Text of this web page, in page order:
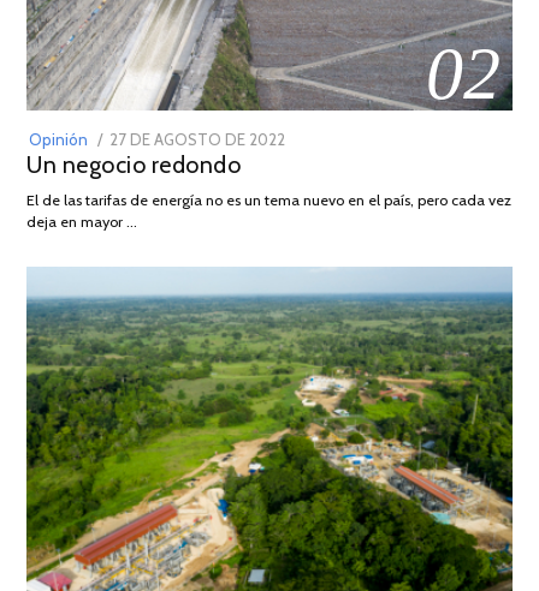
02
Opinión
POSTED
ON
27 DE AGOSTO DE 2022
DE
Un negocio redondo
El de las tarifas de energía no es un tema nuevo en el país, pero cada vez
deja en mayor …